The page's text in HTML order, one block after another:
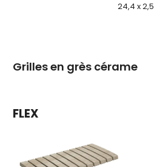
24,4 x 2,5
Grilles en grès cérame
FLEX